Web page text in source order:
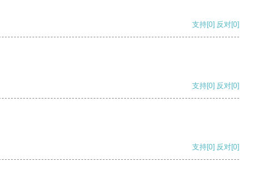
支持[0] 反对[0]
支持[0] 反对[0]
支持[0] 反对[0]